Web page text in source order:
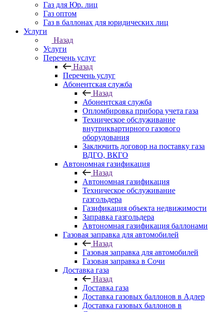
Газ для Юр. лиц
Газ оптом
Газ в баллонах для юридических лиц
Услуги
Назад
Услуги
Перечень услуг
Назад
Перечень услуг
Абонентская служба
Назад
Абонентская служба
Опломбировка прибора учета газа
Техническое обслуживание
внутриквартирного газового
оборудования
Заключить договор на поставку газа
ВДГО, ВКГО
Автономная газификация
Назад
Автономная газификация
Техническое обслуживание
газгольдера
Газификация объекта недвижимости
Заправка газгольдера
Автономная газификация баллонами
Газовая заправка для автомобилей
Назад
Газовая заправка для автомобилей
Газовая заправка в Сочи
Доставка газа
Назад
Доставка газа
Доставка газовых баллонов в Адлер
Доставка газовых баллонов в